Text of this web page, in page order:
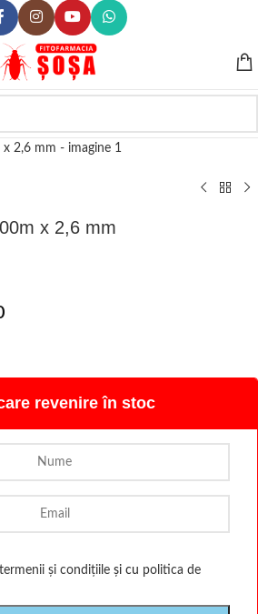
x 2,6 mm
revenire în stoc
termenii și condițiile și cu politica de